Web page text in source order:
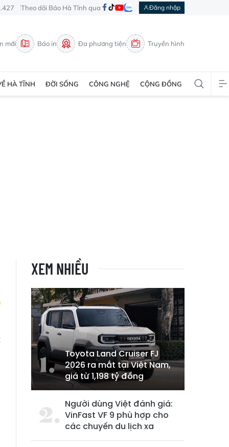
Theo dõi Báo Hà Tĩnh qua Đăng nhập
mới Báo in Đa phương tiện Truyền hình
HÀ TĨNH ĐỜI SỐNG CÔNG NGHỆ CỘNG ĐỒNG
XEM NHIỀU
Toyota Land Cruiser FJ
2026 ra mắt tại Việt Nam,
giá từ 1,198 tỷ đồng
Người dùng Việt đánh giá:
VinFast VF 9 phù hợp cho
các chuyến du lịch xa